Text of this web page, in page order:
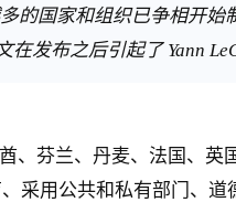
的国家和组织已争相开
发布之后引起了 Yann
芬兰、丹麦、法国、
用公共和私有部门、道